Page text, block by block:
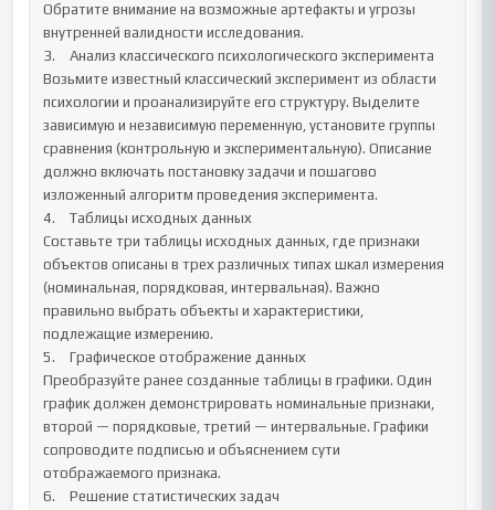
Обратите внимание на возможные артефакты и угрозы
внутренней валидности исследования.
3.	Анализ классического психологического эксперимента
Возьмите известный классический эксперимент из области
психологии и проанализируйте его структуру. Выделите
зависимую и независимую переменную, установите группы
сравнения (контрольную и экспериментальную). Описание
должно включать постановку задачи и пошагово
изложенный алгоритм проведения эксперимента.
4.	Таблицы исходных данных
Составьте три таблицы исходных данных, где признаки
объектов описаны в трех различных типах шкал измерения
(номинальная, порядковая, интервальная). Важно
правильно выбрать объекты и характеристики,
подлежащие измерению.
5.	Графическое отображение данных
Преобразуйте ранее созданные таблицы в графики. Один
график должен демонстрировать номинальные признаки,
второй — порядковые, третий — интервальные. Графики
сопроводите подписью и объяснением сути
отображаемого признака.
6.	Решение статистических задач